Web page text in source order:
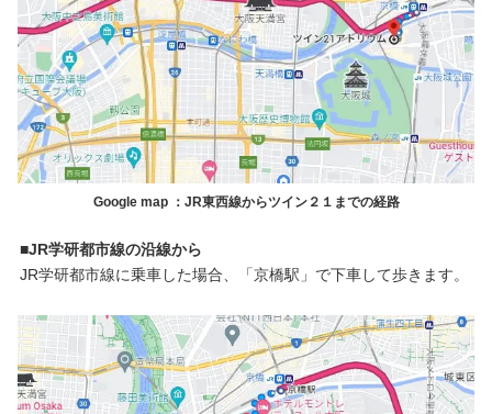
Google map ：JR東西線からツイン２１までの経路
■JR学研都市線の沿線から
JR学研都市線に乗車した場合、「京橋駅」で下車して歩きます。